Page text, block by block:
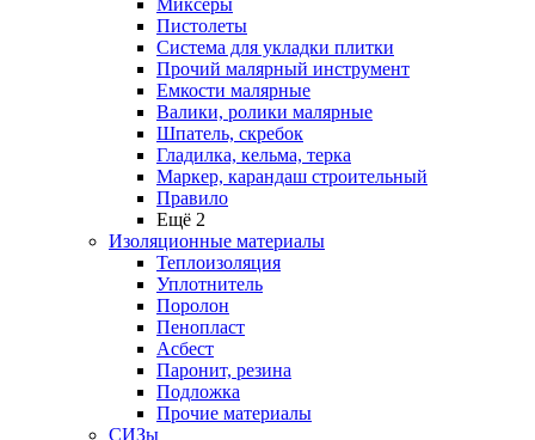
Миксеры
Пистолеты
Система для укладки плитки
Прочий малярный инструмент
Емкости малярные
Валики, ролики малярные
Шпатель, скребок
Гладилка, кельма, терка
Маркер, карандаш строительный
Правило
Ещё 2
Изоляционные материалы
Теплоизоляция
Уплотнитель
Поролон
Пенопласт
Асбест
Паронит, резина
Подложка
Прочие материалы
СИЗы